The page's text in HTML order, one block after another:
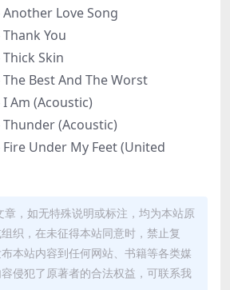
Another Love Song
You
Skin
The Best And The Worst
Am (Acoustic)
Thunder (Acoustic)
Fire Under My Feet (United
章，如无特殊说明或标注，均为本站原
织，在未征得本站同意时，禁止复
本站内容到任何网站、书籍等各类媒
侵犯了原著者的合法权益，可联系我